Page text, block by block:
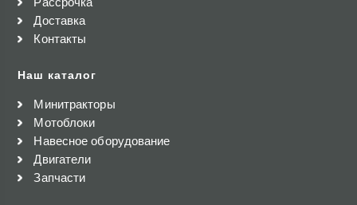
Доставка
Контакты
Наш каталог
Минитракторы
Мотоблоки
Навесное оборудование
Двигатели
Запчасти